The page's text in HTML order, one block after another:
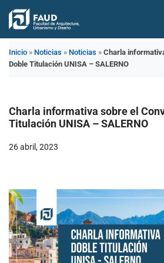
Saltar
contenido
Inicio » Noticias » Noticias » Charla
Doble Titulación UNISA – SALERNO
Charla informativa sobre el
Titulación UNISA – SALERNO
26 abril, 2023